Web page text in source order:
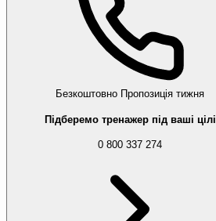
Безкоштовно Пропозиція тижня
Підберемо тренажер під ваші цілі
0 800 337 274